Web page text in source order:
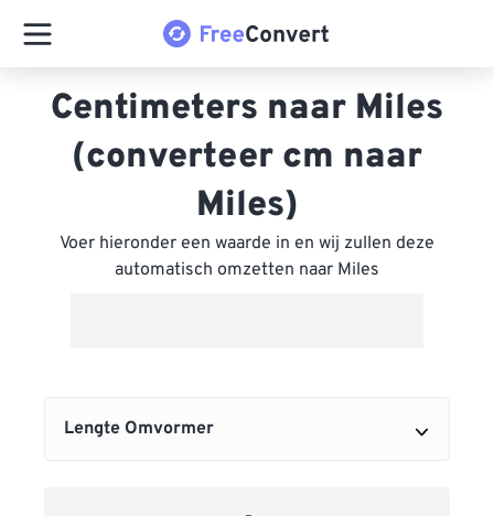
Centimeters naar Miles
(converteer cm naar
Miles)
Voer hieronder een waarde in en wij zullen deze
automatisch omzetten naar Miles